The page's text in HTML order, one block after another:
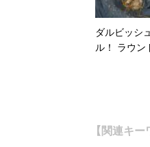
記事一覧へ
ダルビッシ
ル！ ラウン
【関連キー